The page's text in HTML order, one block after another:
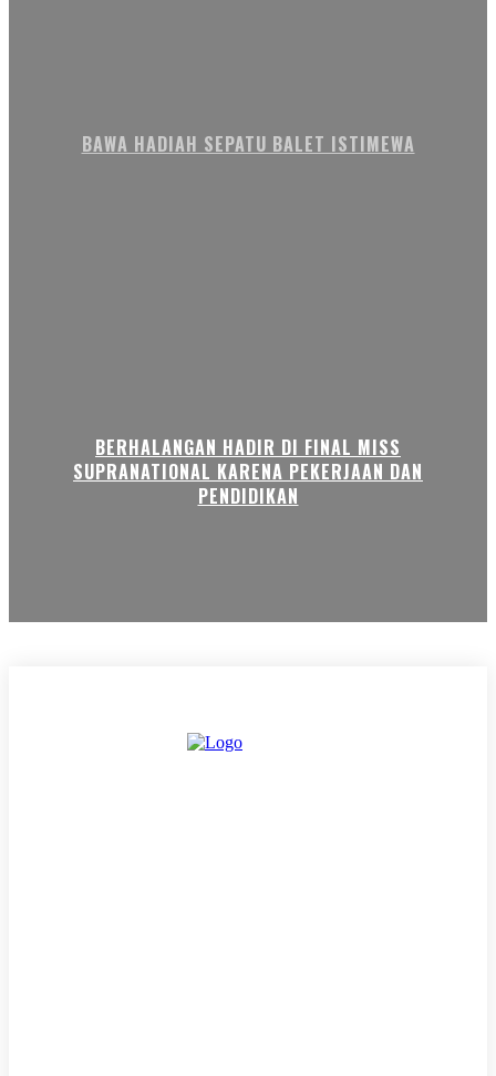
BAWA HADIAH SEPATU BALET ISTIMEWA
BERHALANGAN HADIR DI FINAL MISS
SUPRANATIONAL KARENA PEKERJAAN DAN
PENDIDIKAN